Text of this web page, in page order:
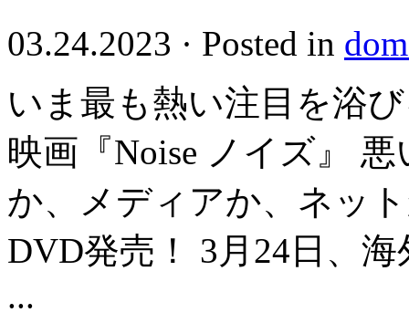
03.24.2023 · Posted in
いま最も熱い注目を浴
映画『Noise ノイズ』
か、メディアか、ネッ
DVD発売！ 3月24日、
...